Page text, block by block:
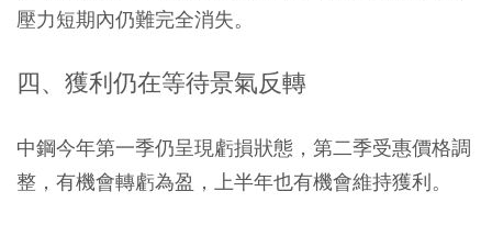
壓力短期內仍難完全消失。
四、獲利仍在等待景氣反轉
中鋼今年第一季仍呈現虧損狀態，第二季受惠價格調
整，有機會轉虧為盈，上半年也有機會維持獲利。